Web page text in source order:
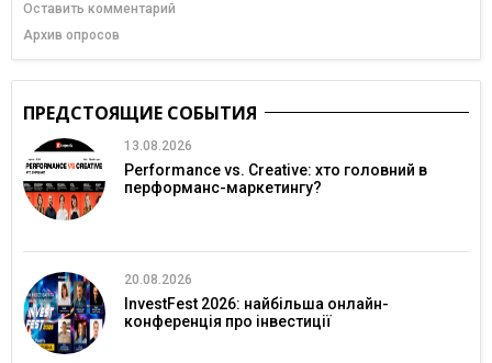
Оставить комментарий
Архив опросов
ПРЕДСТОЯЩИЕ СОБЫТИЯ
13.08.2026
Performance vs. Creative: хто головний в
перформанс-маркетингу?
20.08.2026
InvestFest 2026: найбільша онлайн-
конференція про інвестиції